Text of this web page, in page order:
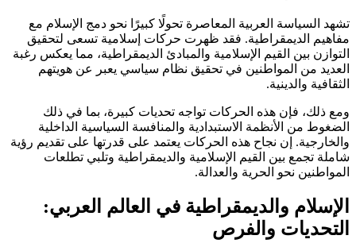
تشهد السياسة العربية المعاصرة تحولًا كبيرًا نحو دمج الإسلام مع
مفاهيم الديمقراطية. فقد ظهرت حركات إسلامية تسعى لتحقيق
التوازن بين القيم الإسلامية والمبادئ الديمقراطية، مما يعكس رغبة
العديد من المواطنين في تحقيق نظام سياسي يعبر عن هويتهم
الثقافية والدينية.
ومع ذلك، فإن هذه الحركات تواجه تحديات كبيرة، بما في ذلك
الضغوط من الأنظمة الاستبدادية والمنافسة السياسية الداخلية
والخارجية. إن نجاح هذه الحركات يعتمد على قدرتها على تقديم رؤية
شاملة تجمع بين القيم الإسلامية والديمقراطية وتلبي تطلعات
المواطنين نحو الحرية والعدالة.
الإسلام والديمقراطية في العالم العربي:
التحديات والفرص